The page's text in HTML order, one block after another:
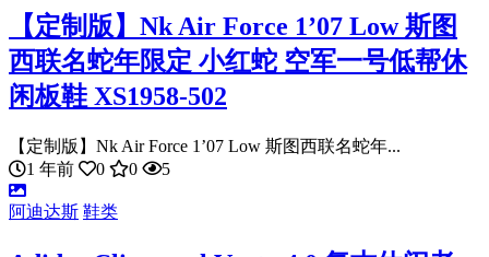
【定制版】Nk Air Force 1’07 Low 斯图
西联名蛇年限定 小红蛇 空军一号低帮休
闲板鞋 XS1958-502
【定制版】Nk Air Force 1’07 Low 斯图西联名蛇年...
1 年前
0 0 5
阿迪达斯 鞋类